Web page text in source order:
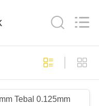
Tebal 0.125mm